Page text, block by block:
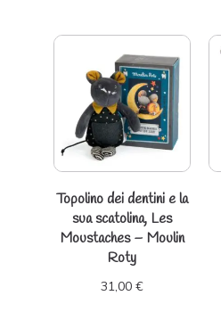
Topolino dei dentini e la
sua scatolina, Les
Moustaches – Moulin
Roty
31,00 €